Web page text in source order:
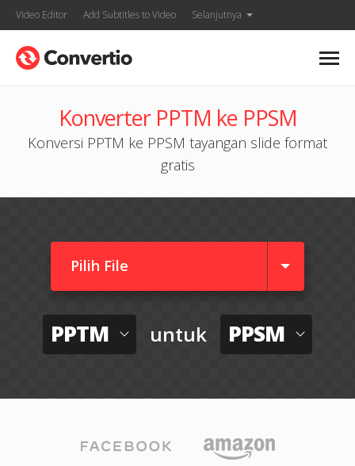
Video Editor Add Subtitles to Video Selanjutnya
Konverter PPTM ke PPSM
Konversi PPTM ke PPSM tayangan slide format
gratis
Pilih File
PPTM untuk PPSM